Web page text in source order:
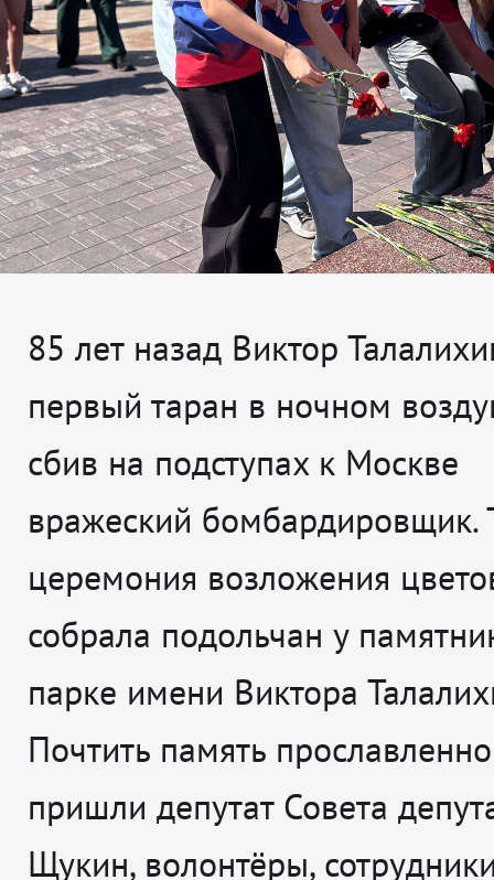
85 лет назад Виктор
первый таран в ночном
сбив на подступах к Москве
вражеский бомбардировщик.
церемония возложения
собрала подольчан у
парке имени Виктора
Почтить память
пришли депутат Совета
Щукин, волонтёры,